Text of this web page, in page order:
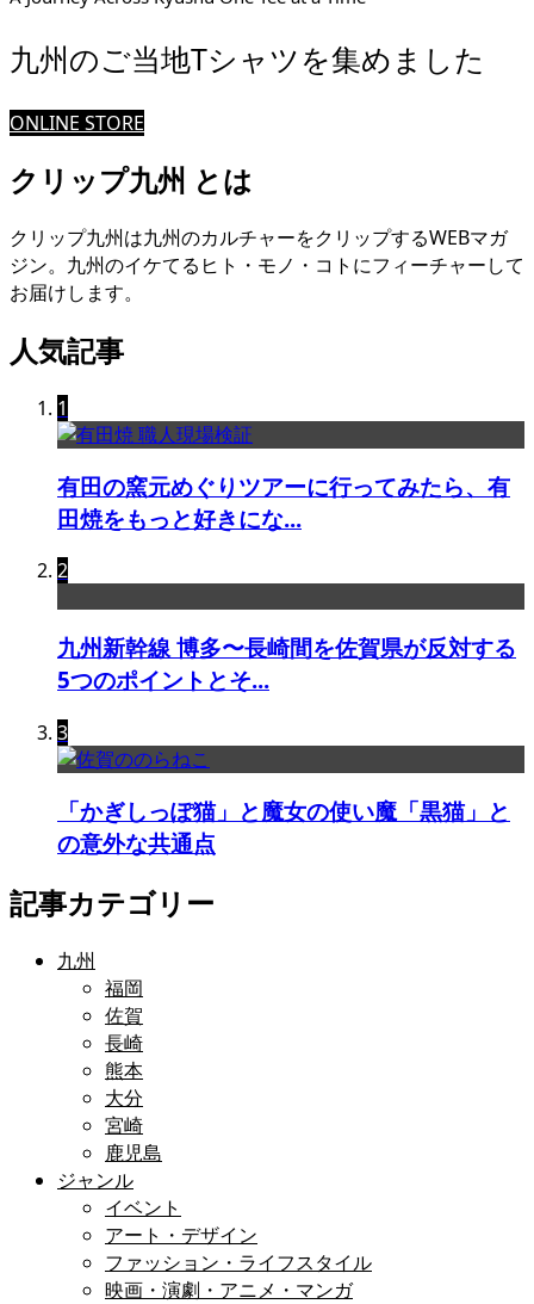
九州のご当地Tシャツを集めました
ONLINE STORE
クリップ九州 とは
クリップ九州は九州のカルチャーをクリップするWEBマガ
ジン。九州のイケてるヒト・モノ・コトにフィーチャーして
お届けします。
人気記事
1
有田の窯元めぐりツアーに行ってみたら、有
田焼をもっと好きにな...
2
九州新幹線 博多〜長崎間を佐賀県が反対する
5つのポイントとそ...
3
「かぎしっぽ猫」と魔女の使い魔「黒猫」と
の意外な共通点
記事カテゴリー
九州
福岡
佐賀
長崎
熊本
大分
宮崎
鹿児島
ジャンル
イベント
アート・デザイン
ファッション・ライフスタイル
映画・演劇・アニメ・マンガ